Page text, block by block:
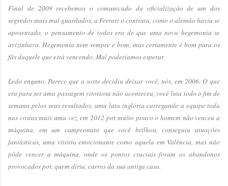
Final de 2009 recebemos o comunicado da oficialização de um dos
segredos mais mal guardados, a Ferrari o contrata, como o alemão havia se
aposentado, o pensamento de todos era de que uma nova hegemonia se
avizinhava. Hegemonia nem sempre é bom, mas certamente é bom para os
fãs daquele que está vencendo. Mal poderíamos esperar.
Ledo engano. Parece que a sorte decidiu deixar você, nós, em 2006. O que
era para ser uma passagem vitoriosa não aconteceu, você luta todo o fim de
semana pelos seus resultados, uma luta inglória carregando a equipe toda
nas costas mais uma vez, em 2012 por muito pouco o homem não venceu a
máquina, em um campeonato que você brilhou, conseguiu atuações
fantásticas, uma vitória emocionante como aquela em Valência, mas não
pôde vencer a máquina, onde os pontos cruciais foram os abandonos
provocados por, quem diria, carros da sua antiga casa.